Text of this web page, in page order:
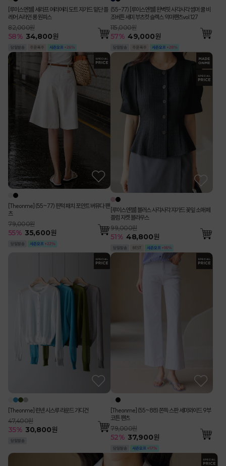
[루이스엔젤] 세라프 여리여리 도트 쟈가드 밑단 플
레어 A라인 롱 원피스
82,000원
58% 34,800원
(55-77) [루이스엔젤] 완벽핏 사각사각 썸머 쿨 비
조버튼 세미 부츠컷 슬랙스 악마팬츠vol.127
115,000원
57% 49,000원
[Theonme] (55~77) 핀턱 패치 포인트 버뮤다 팬
츠
79,000원
55% 35,600원
[루이스엔젤] 블러스 사각사각 쟈가드 꽃잎 소매 페
플럼 자켓 블라우스
99,000원
51% 48,800원
[Theonme] 린넨 시스루 라운드 가디건
47,400원
35% 30,800원
[Theonme] (55~88) 쫀득 스판 세미와이드 9부
코튼 팬츠
79,000원
52% 37,900원